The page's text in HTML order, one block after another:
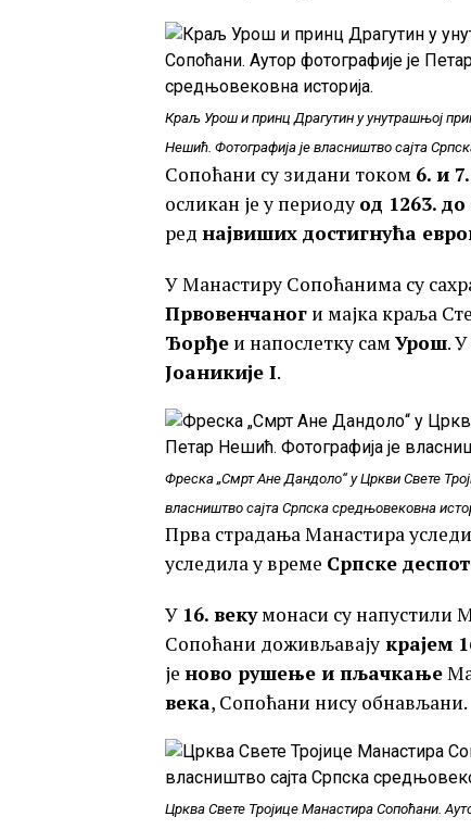
Краљ Урош и принц Драгутин у унутрашњој
Нешић. Фотографија је власништво сајта
Сопоћани су зидани током 6. и
осликан је у периоду од 1263.
ред највиших достигнућа
У Манастиру Сопоћанима су
Првовенчаног и мајка краља
Ђорђе и напослетку сам Урош.
Јоаникије I.
Фреска „Смрт Ане Дандоло“ у Цркви Свете
власништво сајта Српска средњовековна
Прва страдања Манастира
уследила у време Српске
У 16. векумонаси су напустили
Сопоћани доживљавају крајем
је ново рушење и пљачкање
века, Сопоћани нису обнављани.
Црква Свете Тројице Манастира Сопоћани.